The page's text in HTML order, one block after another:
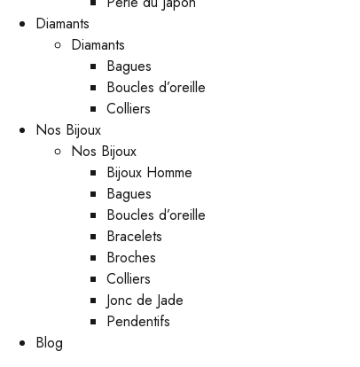
Diamants
Diamants
Bagues
Boucles d’oreille
Colliers
Nos Bijoux
Nos Bijoux
Bijoux Homme
Bagues
Boucles d’oreille
Bracelets
Broches
Colliers
Jonc de Jade
Pendentifs
Blog